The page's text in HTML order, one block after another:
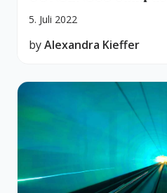
5. Juli 2022
byAlexandra Kieffer